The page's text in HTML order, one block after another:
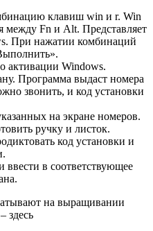
клавиш win и r. Win
между Fn и Alt. Представляет
При нажатии комбинаций
активации Windows.
Программа выдаст номера
звонить, и код установки
на экране номеров.
ручку и листок.
код установки и
в соответствующее
на выращивании
здесь